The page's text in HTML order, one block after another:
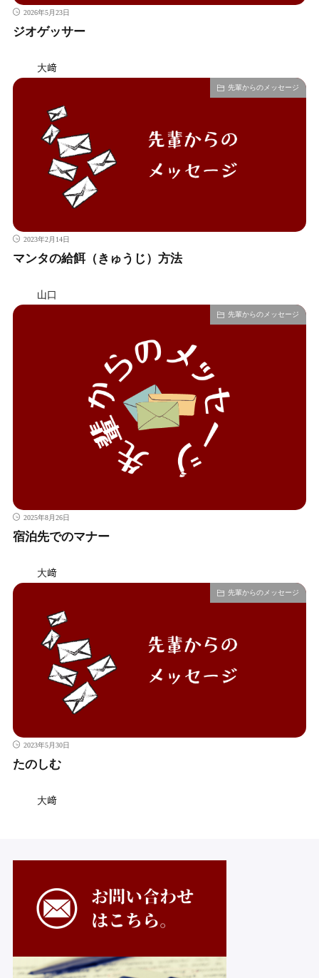
2026年5月23日
ジオゲッサー
大﨑
先輩からのメッセージ
2023年2月14日
マンタの給餌（きゅうじ）方法
山口
先輩からのメッセージ
2025年8月26日
宿泊先でのマナー
大﨑
先輩からのメッセージ
2023年5月30日
たのしむ
大﨑